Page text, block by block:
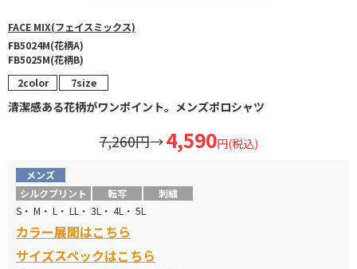
FACE MIX(フェイスミックス)
FB5024M(花柄A)
FB5025M(花柄B)
2color 7size
清潔感ある花柄がワンポイント。メンズポロシャツ
7,260円→4,590円(税込)
メンズ
シルクプリント
転写 刺繍
S・ M・ L・ LL・ 3L・ 4L・ 5L
カラー展開はこちら
サイズスペックはこちら